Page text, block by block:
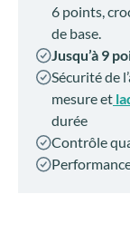
6 points,
de base.
Jusqu’à 9
Sécurité de
mesure et
durée
Contrôle